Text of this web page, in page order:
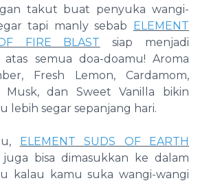
takut buat penyuka wangi-
tapi manly sebab ELEMENT
FIRE BLAST siap menjadi
atas semua doa-doamu! Aroma
Fresh Lemon, Cardamom,
Musk, dan Sweet Vanilla bikin
lebih segar sepanjang hari.
ELEMENT SUDS OF EARTH
juga bisa dimasukkan ke dalam
kalau kamu suka wangi-wangi